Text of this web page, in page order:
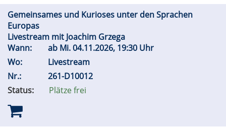
Gemeinsames und Kurioses unter den Sprachen
Europas
Livestream mit Joachim Grzega
Wann:
ab Mi.04.11.2026, 19:30 Uhr
Wo:
Livestream
Nr.:
261-D10012
Status:
Plätze frei